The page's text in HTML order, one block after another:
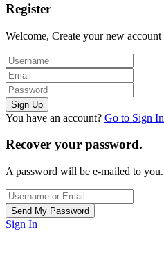
Register
Welcome, Create your new account
You have an account? Go to Sign In
Recover your password.
A password will be e-mailed to you.
Sign In